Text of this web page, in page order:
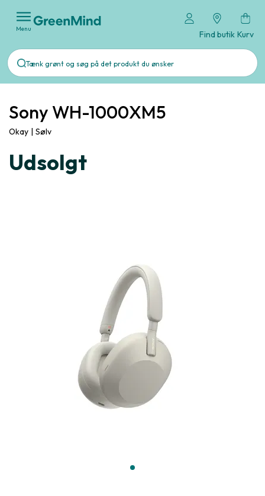
Menu
Find butik Kurv
Sony WH-1000XM5
Okay | Sølv
Udsolgt